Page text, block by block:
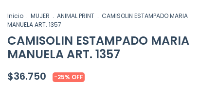
Inicio . MUJER . ANIMAL PRINT . CAMISOLIN ESTAMPADO MARIA
MANUELA ART. 1357
CAMISOLIN ESTAMPADO MARIA
MANUELA ART. 1357
$36.750 -25% OFF